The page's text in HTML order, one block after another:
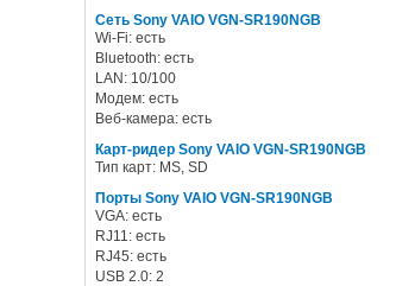
Сеть Sony VAIO VGN-SR190NGB
Wi-Fi: есть
Bluetooth: есть
LAN: 10/100
Модем: есть
Веб-камера: есть
Карт-ридер Sony VAIO VGN-SR190NGB
Тип карт: MS, SD
Порты Sony VAIO VGN-SR190NGB
VGA: есть
RJ11: есть
RJ45: есть
USB 2.0: 2